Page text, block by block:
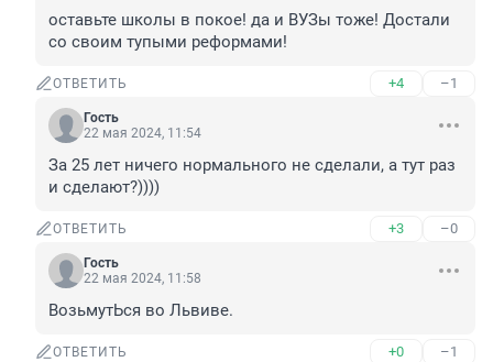
оставьте школы в покое! да и ВУЗы тоже! Достали
со своим тупыми реформами!
ОТВЕТИТЬ +4 –1
Гость
22 мая 2024, 11:54
За 25 лет ничего нормального не сделали, а тут раз
и сделают?))))
ОТВЕТИТЬ +3 –0
Гость
22 мая 2024, 11:58
ВозьмутЬся во Львиве.
ОТВЕТИТЬ +0 –1